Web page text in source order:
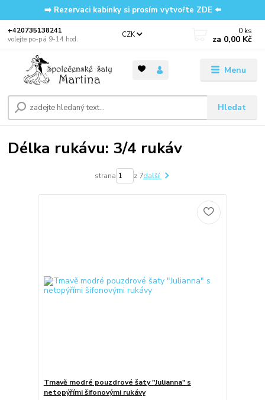
➡️ Rezervaci kabinky si prosím vytvořte ZDE ⬅️
Menu
CZK
Hledat
‭+420735138241
volejte po-pá 9-14 hod.
0 ks
za 0,00 Kč
Délka rukávu: 3/4 rukáv
strana z 7další
Tmavě modré pouzdrové šaty "Julianna" s
netopýřími šifonovými rukávy